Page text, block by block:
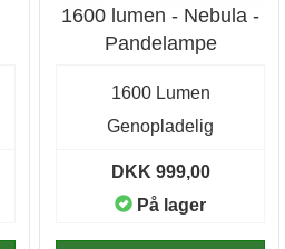
1600 lumen - Nebula -
Pandelampe
1600 Lumen
Genopladelig
DKK 999,00
På lager